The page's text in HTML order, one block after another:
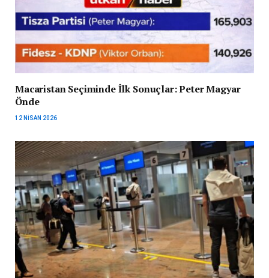
Macaristan Seçiminde İlk Sonuçlar: Peter Magyar
Önde
12 NISAN 2026